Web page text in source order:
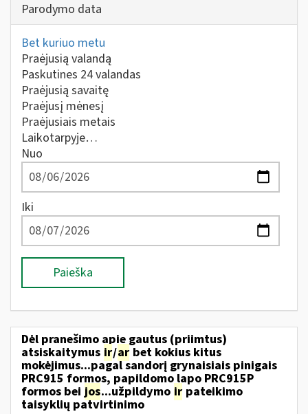
Parodymo data
Bet kuriuo metu
Praėjusią valandą
Paskutines 24 valandas
Praėjusią savaitę
Praėjusį mėnesį
Praėjusiais metais
Laikotarpyje…
Nuo
Iki
Paieška
Dėl pranešimo apie gautus (priimtus)
atsiskaitymus ir/ar bet kokius kitus
mokėjimus...pagal sandorį grynaisiais pinigais
PRC915 formos, papildomo lapo PRC915P
formos bei jos...užpildymo ir pateikimo
taisyklių patvirtinimo